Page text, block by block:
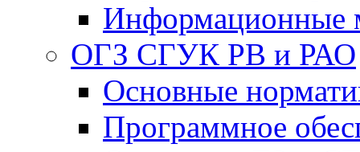
Информационные
ОГЗ СГУК РВ и РАО
Основные
Программное